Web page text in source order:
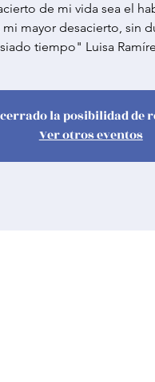
de mi vida sea el
mayor desacierto, sin
tiempo" Luisa
cerrado la posibilidad de
Ver otros eventos